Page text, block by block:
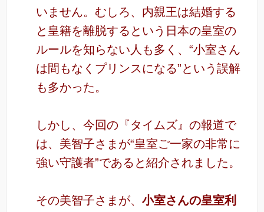
いません。むしろ、内親王は結婚する
と皇籍を離脱するという日本の皇室の
ルールを知らない人も多く、“小室さん
は間もなくプリンスになる”という誤解
も多かった。
しかし、今回の『タイムズ』の報道で
は、美智子さまが“皇室ご一家の非常に
強い守護者”であると紹介されました。
その美智子さまが、 小室さんの皇室利